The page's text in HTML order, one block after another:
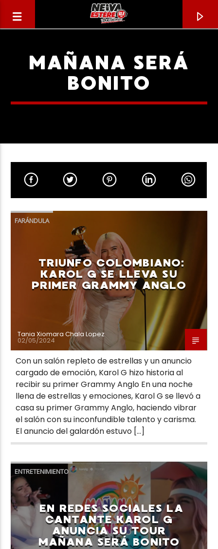
CANCIÓN ACTUAL
TÍTULO
ARTISTA
Neiva Estereo
MAÑANA SERÁ
BONITO
FARÁNDULA
TRIUNFO COLOMBIANO:
KAROL G SE LLEVA SU
PRIMER GRAMMY ANGLO
Tania Xiomara Chala Lopez
02/05/2024
Con un salón repleto de estrellas y un anuncio
cargado de emoción, Karol G hizo historia al
recibir su primer Grammy Anglo En una noche
llena de estrellas y emociones, Karol G se llevó a
casa su primer Grammy Anglo, haciendo vibrar
el salón con su inconfundible talento y carisma.
El anuncio del galardón estuvo […]
ENTRETENIMIENTO
EN REDES SOCIALES LA
CANTANTE KAROL G
ANUNCIA SU TOUR
MAÑANA SERÁ BONITO